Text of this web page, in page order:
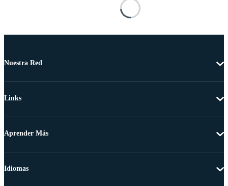
Nuestra Red
Links
Aprender Más
Idiomas